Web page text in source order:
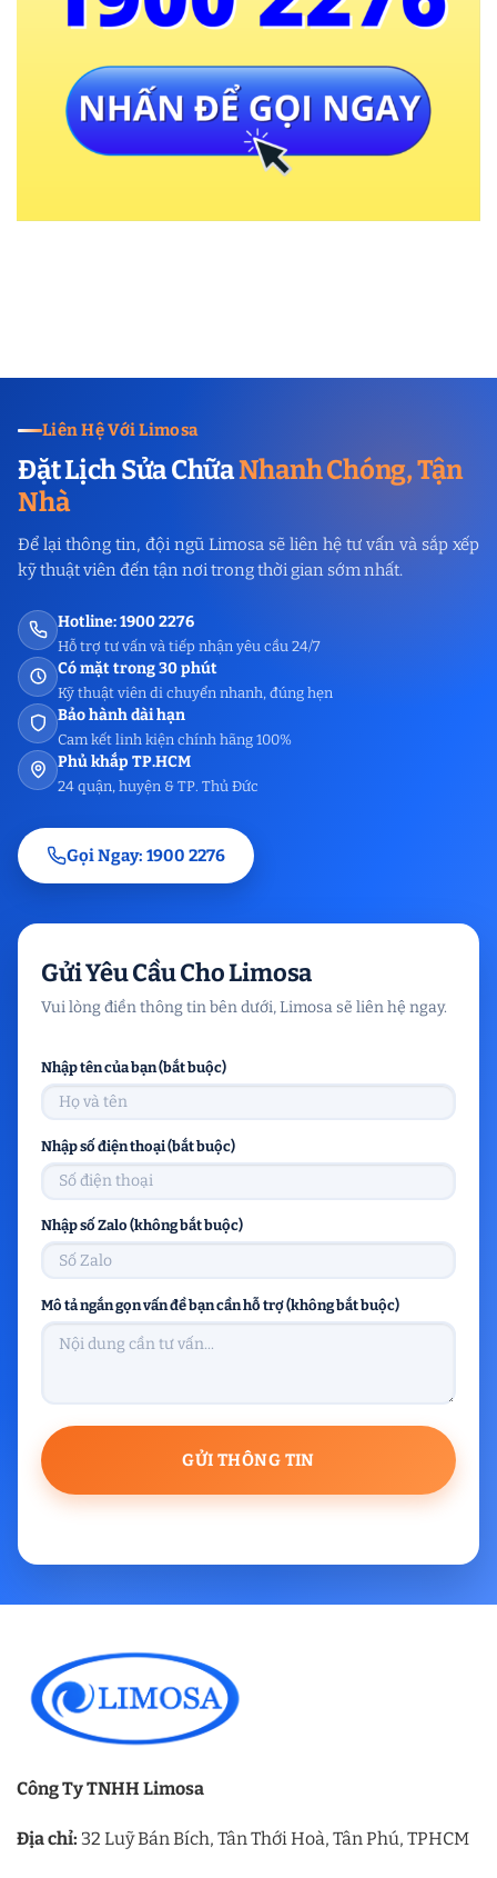
Liên Hệ Với Limosa
Đặt Lịch Sửa ChữaNhanh Chóng, Tận
Nhà
Để lại thông tin, đội ngũ Limosa sẽ liên hệ tư vấn và sắp xếp
kỹ thuật viên đến tận nơi trong thời gian sớm nhất.
Hotline: 1900 2276
Hỗ trợ tư vấn và tiếp nhận yêu cầu 24/7
Có mặt trong 30 phút
Kỹ thuật viên di chuyển nhanh, đúng hẹn
Bảo hành dài hạn
Cam kết linh kiện chính hãng 100%
Phủ khắp TP.HCM
24 quận, huyện & TP. Thủ Đức
Gọi Ngay: 1900 2276
Gửi Yêu Cầu Cho Limosa
Vui lòng điền thông tin bên dưới, Limosa sẽ liên hệ ngay.
Nhập tên của bạn (bắt buộc)
Nhập số điện thoại (bắt buộc)
Nhập số Zalo (không bắt buộc)
Mô tả ngắn gọn vấn đề bạn cần hỗ trợ (không bắt buộc)
Công Ty TNHH Limosa
Địa chỉ: 32 Luỹ Bán Bích, Tân Thới Hoà, Tân Phú, TPHCM